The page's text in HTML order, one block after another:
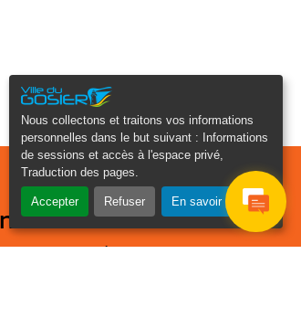
Nous collectons et traitons vos informations
personnelles dans le but suivant :
Informations
de sessions et accès à l'espace privé,
Traduction des pages
Accepter Refuser En savoir plus